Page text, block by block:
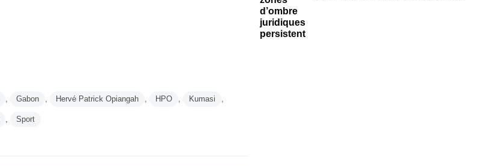
, Gabon , Hervé Patrick Opiangah , HPO , Kumasi ,
, Sport